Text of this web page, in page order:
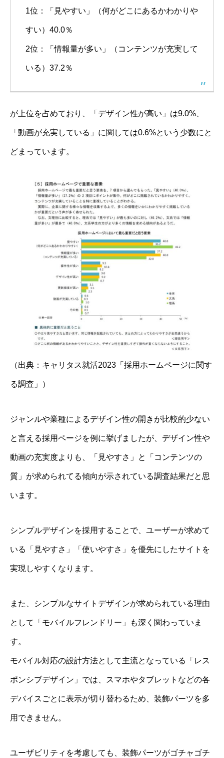
1位：「見やすい」（何がどこにあるかわかりや
すい）40.0％
2位：「情報量が多い」（コンテンツが充実して
いる）37.2％
が上位を占めており、「デザイン性が高い」は9.0%、
「動画が充実している」に関しては0.6%という少数にと
どまっています。
（出典： キャリタス就活2023「採用ホームページに関す
る調査」 ）
ジャンルや業種によるデザイン性の開きが比較的少ない
と言える採用ページを例に挙げましたが、デザイン性や
動画の充実度よりも、「見やすさ」と「コンテンツの
質」が求められてる傾向が示されている調査結果だと思
います。
シンプルデザインを採用することで、ユーザーが求めて
いる「見やすさ」「使いやすさ」を優先にしたサイトを
実現しやすくなります。
また、シンプルなサイトデザインが求められている理由
として「モバイルフレンドリー」も深く関わっていま
す。
モバイル対応の設計方法として主流となっている「レス
ポンシブデザイン」では、スマホやタブレットなどの各
デバイスごとに表示が切り替わるため、装飾パーツを多
用できません。
ユーザビリティを考慮しても、装飾パーツがゴチャゴチ